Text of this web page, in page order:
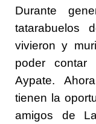
Durante
tatarabuelos
vivieron y
poder contar
Aypate.
tienen la
amigos de